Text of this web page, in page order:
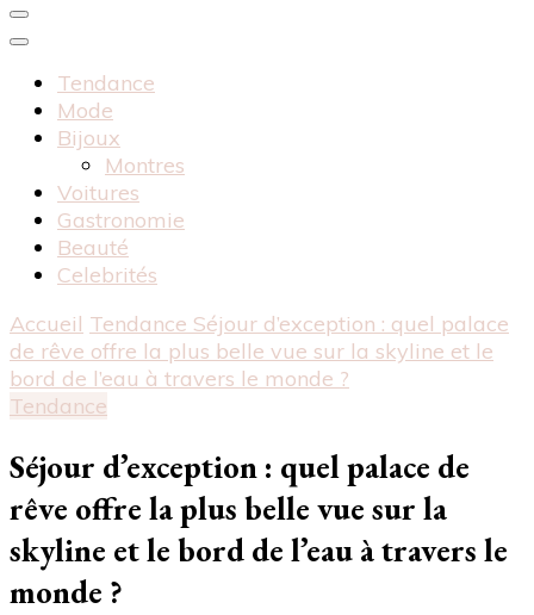
Tendance
Mode
Bijoux
Montres
Voitures
Gastronomie
Beauté
Celebrités
Accueil Tendance Séjour d’exception : quel palace
de rêve offre la plus belle vue sur la skyline et le
bord de l’eau à travers le monde ?
Tendance
Séjour d’exception : quel palace de
rêve offre la plus belle vue sur la
skyline et le bord de l’eau à travers le
monde ?